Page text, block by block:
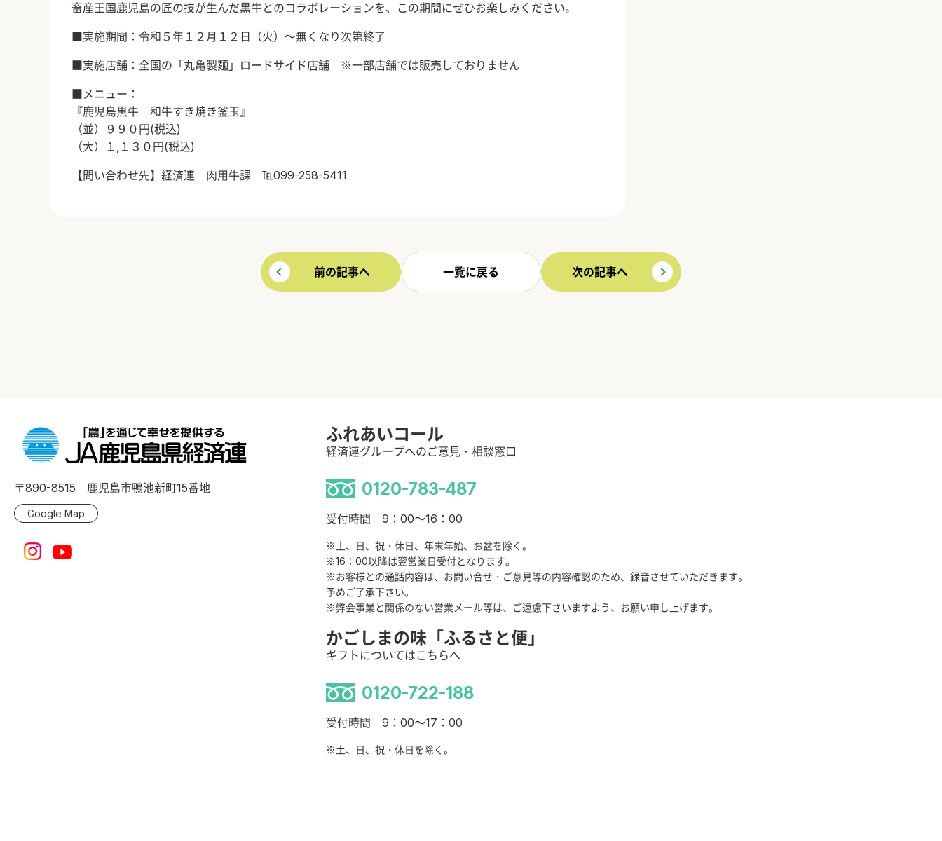
畜産王国鹿児島の匠の技が生んだ黒牛とのコラボレーションを、この期間にぜひお楽しみください。
■実施期間：令和５年１２月１２日（火）～無くなり次第終了
■実施店舗：全国の「丸亀製麺」ロードサイド店舗 ※一部店舗では販売しておりません
■メニュー：
『鹿児島黒牛 和牛すき焼き釜玉』
（並）９９０円(税込)
（大）１,１３０円(税込)
【問い合わせ先】経済連 肉用牛課 ℡099-258-5411
前の記事へ 一覧に戻る 次の記事へ
〒890-8515 鹿児島市鴨池新町15番地
Google Map
ふれあいコール
経済連グループへのご意見・相談窓口
0120-783-487
受付時間 9：00～16：00
※土、日、祝・休日、年末年始、お盆を除く。
※16：00以降は翌営業日受付となります。
※お客様との通話内容は、お問い合せ・ご意見等の内容確認のため、録音させていただきます。
予めご了承下さい。
※弊会事業と関係のない営業メール等は、ご遠慮下さいますよう、お願い申し上げます。
かごしまの味「ふるさと便」
ギフトについてはこちらへ
0120-722-188
受付時間 9：00～17：00
※土、日、祝・休日を除く。